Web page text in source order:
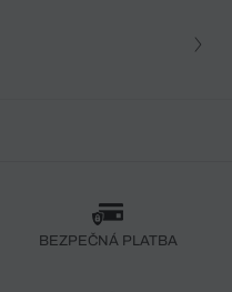
BEZPEČNÁ PLATBA